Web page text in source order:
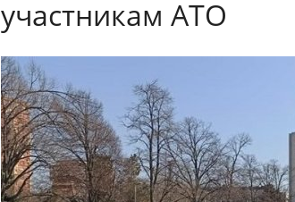
участникам АТО